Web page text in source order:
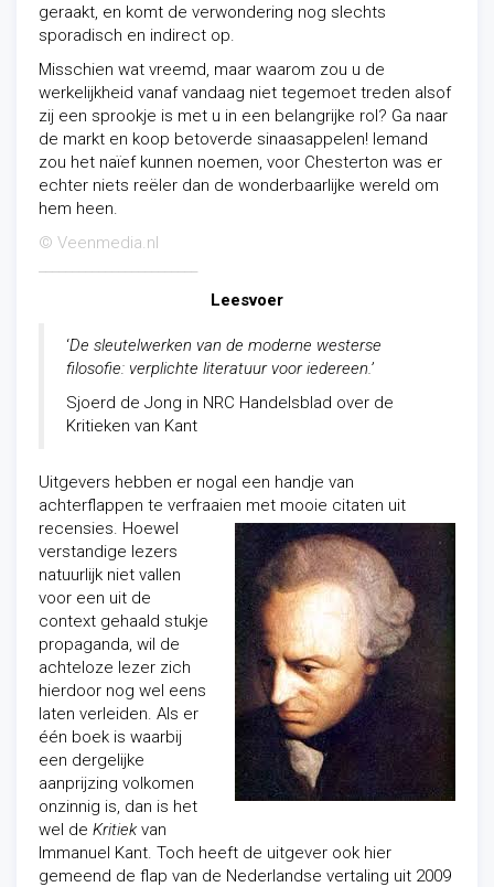
geraakt, en komt de verwondering nog slechts
sporadisch en indirect op.
Misschien wat vreemd, maar waarom zou u de
werkelijkheid vanaf vandaag niet tegemoet treden alsof
zij een sprookje is met u in een belangrijke rol? Ga naar
de markt en koop betoverde sinaasappelen! Iemand
zou het naïef kunnen noemen, voor Chesterton was er
echter niets reëler dan de wonderbaarlijke wereld om
hem heen.
© Veenmedia.nl
Leesvoer
‘De sleutelwerken van de moderne westerse
filosofie: verplichte literatuur voor iedereen.’
Sjoerd de Jong in NRC Handelsblad over de
Kritieken van Kant
Uitgevers hebben er nogal een handje van
achterflappen te verfraaien met mooie citaten uit
recensies. Hoewel
verstandige lezers
natuurlijk niet vallen
voor een uit de
context gehaald stukje
propaganda, wil de
achteloze lezer zich
hierdoor nog wel eens
laten verleiden. Als er
één boek is waarbij
een dergelijke
aanprijzing volkomen
onzinnig is, dan is het
wel de Kritiek van
Immanuel Kant. Toch heeft de uitgever ook hier
gemeend de flap van de Nederlandse vertaling uit 2009